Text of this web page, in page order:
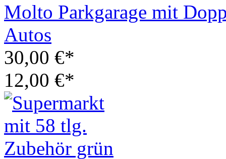
Molto Parkgarage mit
Autos
30,00 €*
12,00 €*